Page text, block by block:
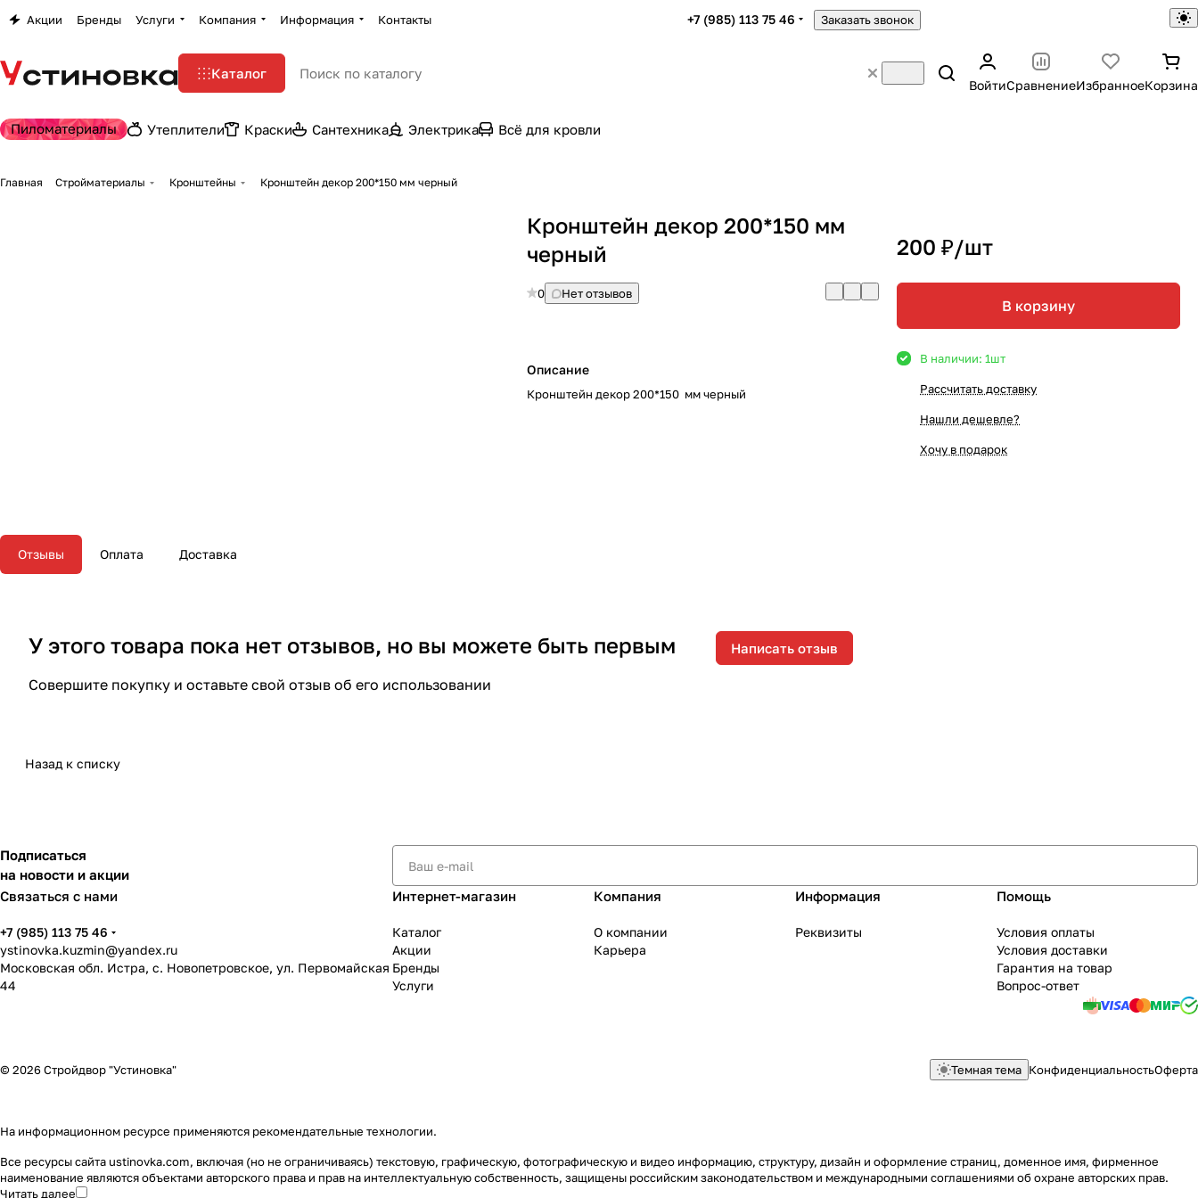
Акции Бренды Услуги Компания Информация Контакты +7 (985) 113 75 46 Заказать звонок
Каталог
ВойтиСравнениеИзбранноеКорзина
Пиломатериалы Утеплители Краски Сантехника Электрика Всё для кровли
Главная Стройматериалы Кронштейны Кронштейн декор 200*150 мм черный
Кронштейн декор 200*150 мм
черный
0 Нет отзывов
Описание
Кронштейн декор 200*150 мм черный
200 ₽/шт
В корзину
В наличии: 1шт
Рассчитать доставку
Нашли дешевле?
Хочу в подарок
Отзывы Оплата Доставка
У этого товара пока нет отзывов, но вы можете быть первым
Совершите покупку и оставьте свой отзыв об его использовании
Написать отзыв
Назад к списку
Подписаться
на новости и акции
Связаться с нами
+7 (985) 113 75 46
ystinovka.kuzmin@yandex.ru
Московская обл. Истра, с. Новопетровское, ул. Первомайская
44
Интернет-магазин
Каталог
Акции
Бренды
Услуги
Компания
О компании
Карьера
Информация
Реквизиты
Помощь
Условия оплаты
Условия доставки
Гарантия на товар
Вопрос-ответ
© 2026 Стройдвор "Устиновка" Темная тема КонфиденциальностьОферта
На информационном ресурсе применяются рекомендательные технологии.
Все ресурсы сайта ustinovka.com, включая (но не ограничиваясь) текстовую, графическую, фотографическую и видео информацию, структуру, дизайн и оформление страниц, доменное имя, фирменное
наименование являются объектами авторского права и прав на интеллектуальную собственность, защищены российским законодательством и международными соглашениями об охране авторских прав.
Читать далее